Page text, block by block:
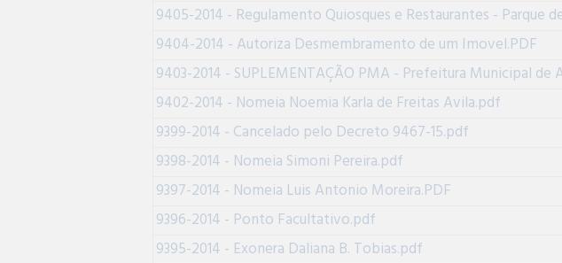
9405-2014 - Regulamento Quiosques e Restaurantes - Parque
9404-2014 - Autoriza Desmembramento de um Imovel.PDF
9403-2014 - SUPLEMENTAÇÃO PMA - Prefeitura Municipal de
9402-2014 - Nomeia Noemia Karla de Freitas Avila.pdf
9399-2014 - Cancelado pelo Decreto 9467-15.pdf
9398-2014 - Nomeia Simoni Pereira.pdf
9397-2014 - Nomeia Luis Antonio Moreira.PDF
9396-2014 - Ponto Facultativo.pdf
9395-2014 - Exonera Daliana B. Tobias.pdf